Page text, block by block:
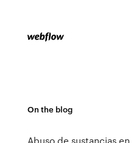
On the blog
Abuso de sustancias en